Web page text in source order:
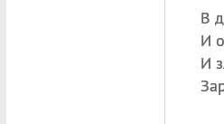
В
И
И